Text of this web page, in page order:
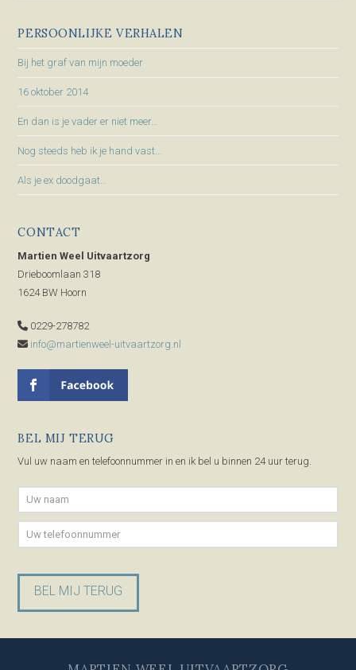
PERSOONLIJKE VERHALEN
Bij het graf van mijn moeder
16 oktober 2014
En dan is je vader er niet meer…
Nog steeds heb ik je hand vast…
Als je ex doodgaat…
CONTACT
Martien Weel Uitvaartzorg
Drieboomlaan 318
1624 BW Hoorn
0229-278782
info@martienweel-uitvaartzorg.nl
BEL MIJ TERUG
Vul uw naam en telefoonnummer in en ik bel u binnen 24 uur terug.